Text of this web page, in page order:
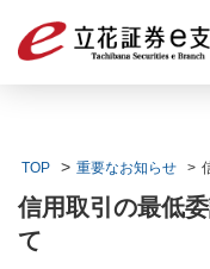
TOP 重要なお知らせ
信用取引の最低
て